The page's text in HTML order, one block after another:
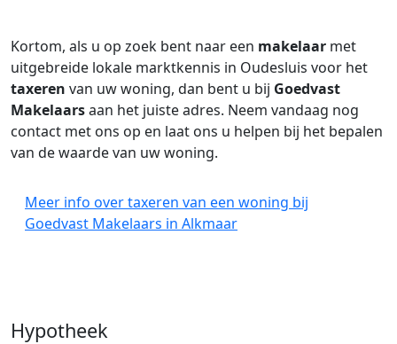
Kortom, als u op zoek bent naar een makelaar met
uitgebreide lokale marktkennis in Oudesluis voor het
taxeren van uw woning, dan bent u bij Goedvast
Makelaarsaan het juiste adres. Neem vandaag nog
contact met ons op en laat ons u helpen bij het bepalen
van de waarde van uw woning.
Meer info over taxeren van een woning bij
Goedvast Makelaars in Alkmaar
Hypotheek